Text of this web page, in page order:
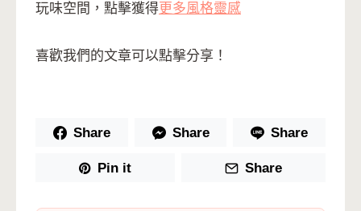
玩味空間，點擊獲得更多風格靈感
喜歡我們的文章可以點擊分享！
Share Share Share
Pin it Share